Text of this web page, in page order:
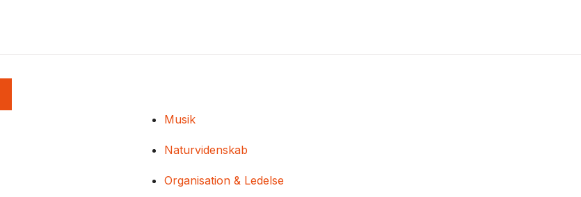
Musik
Naturvidenskab
Organisation & Ledelse